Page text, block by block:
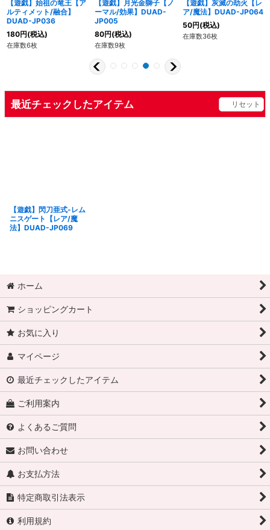
【遊戯】始祖の竜王【ア
ルティメット/融合】
DUAD-JP036
180円(税込)
在庫数6枚
【遊戯】月光金獅子【ノ
ーマル/効果】DUAD-
JP005
80円(税込)
在庫数9枚
【遊戯】灰滅の劫火【レ
ア/魔法】DUAD-JP064
50円(税込)
在庫数36枚
最近チェックしたアイテム リセット
【遊戯】閃刀亜式-レム
ニスゲート【レア/魔
法】DUAD-JP069
ホーム
ショッピングカート
お気に入り
マイページ
最近チェックしたアイテム
ご利用案内
よくあるご質問
お問い合わせ
お支払方法
特定商取引法表示
利用規約